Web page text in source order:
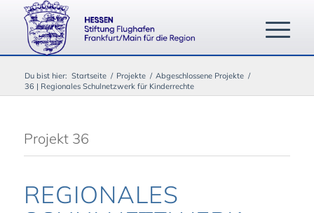
Du bist hier: Startseite / Projekte / Abgeschlossene Projekte /
36 | Regionales Schulnetzwerk für Kinderrechte
Projekt 36
REGIONALES